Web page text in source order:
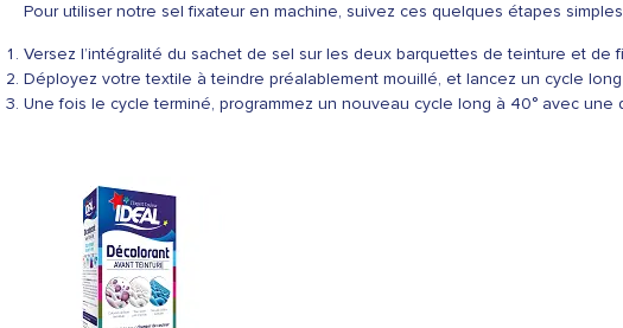
Pour utiliser notre sel fixateur en machine, suivez ces quelques étapes
Versez l’intégralité du sachet de sel sur les deux barquettes de teinture et
Déployez votre textile à teindre préalablement mouillé, et lancez un cycle long
Une fois le cycle terminé, programmez un nouveau cycle long à 40° avec